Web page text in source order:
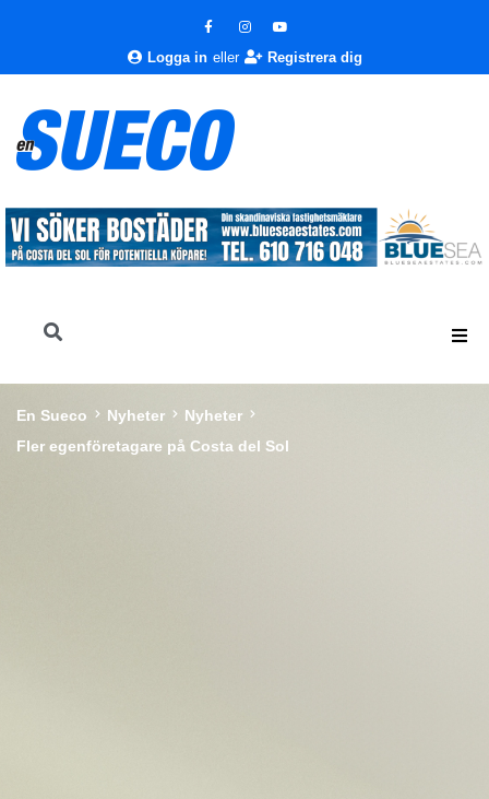
Logga in eller Registrera dig
En Sueco Nyheter
Nyheter
Fler egenföretagare på Costa del Sol